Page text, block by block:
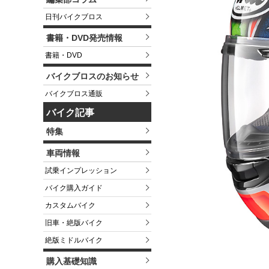
日刊バイクブロス
書籍・DVD発売情報
書籍・DVD
バイクブロスのお知らせ
バイクブロス通販
バイク記事
特集
車両情報
試乗インプレッション
バイク購入ガイド
カスタムバイク
旧車・絶版バイク
絶版ミドルバイク
購入基礎知識